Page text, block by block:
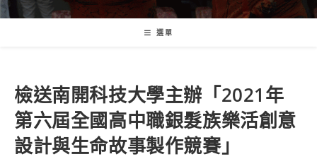
選單
檢送南開科技大學主辦「2021年
第六屆全國高中職銀髮族樂活創意
設計與生命故事製作競賽」